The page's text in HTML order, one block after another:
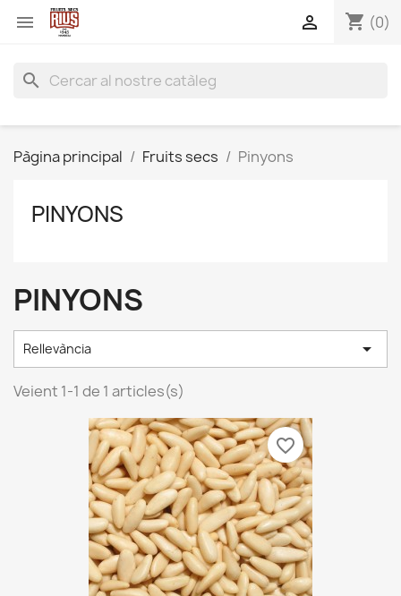
 shopping_cart (0)

search
Pàgina principal Fruits secs Pinyons
PINYONS
PINYONS
Rellevància 
Veient 1-1 de 1 articles(s)
favorite_border